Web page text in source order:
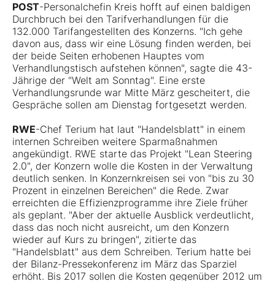
POST-Personalchefin Kreis hofft auf einen baldigen
Durchbruch bei den Tarifverhandlungen für die
132.000 Tarifangestellten des Konzerns. "Ich gehe
davon aus, dass wir eine Lösung finden werden, bei
der beide Seiten erhobenen Hauptes vom
Verhandlungstisch aufstehen können", sagte die 43-
Jährige der "Welt am Sonntag". Eine erste
Verhandlungsrunde war Mitte März gescheitert, die
Gespräche sollen am Dienstag fortgesetzt werden.
RWE-Chef Terium hat laut "Handelsblatt" in einem
internen Schreiben weitere Sparmaßnahmen
angekündigt. RWE starte das Projekt "Lean Steering
2.0", der Konzern wolle die Kosten in der Verwaltung
deutlich senken. In Konzernkreisen sei von "bis zu 30
Prozent in einzelnen Bereichen" die Rede. Zwar
erreichten die Effizienzprogramme ihre Ziele früher
als geplant. "Aber der aktuelle Ausblick verdeutlicht,
dass das noch nicht ausreicht, um den Konzern
wieder auf Kurs zu bringen", zitierte das
"Handelsblatt" aus dem Schreiben. Terium hatte bei
der Bilanz-Pressekonferenz im März das Sparziel
erhöht. Bis 2017 sollen die Kosten gegenüber 2012 um